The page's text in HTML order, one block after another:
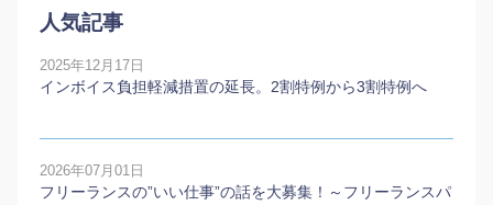
人気記事
2025年12月17日
インボイス負担軽減措置の延長。2割特例から3割特例へ
2026年07月01日
フリーランスの”いい仕事”の話を大募集！～フリーランスパ